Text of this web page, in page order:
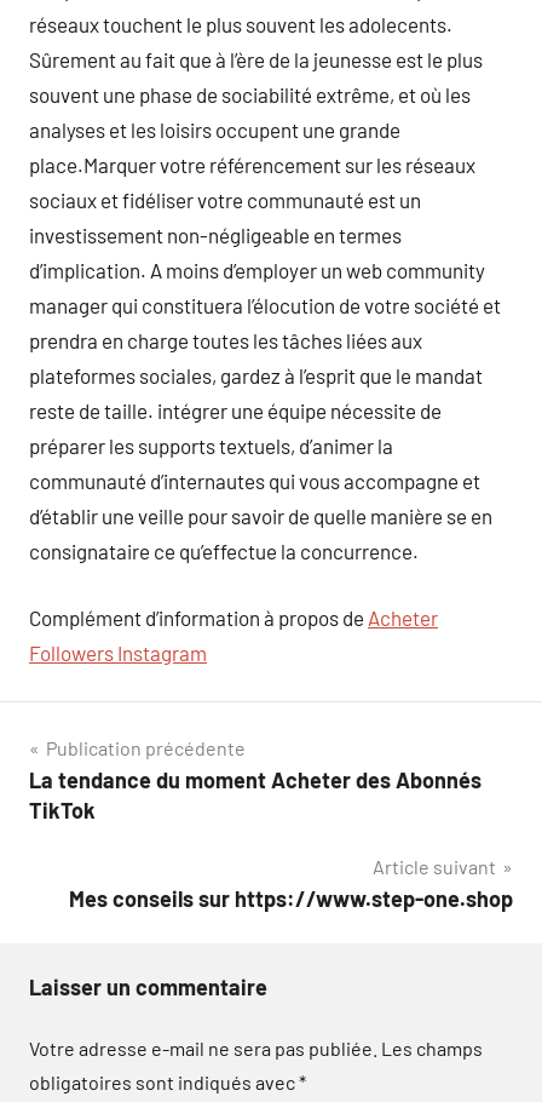
réseaux touchent le plus souvent les adolecents.
Sûrement au fait que à l’ère de la jeunesse est le plus
souvent une phase de sociabilité extrême, et où les
analyses et les loisirs occupent une grande
place.Marquer votre référencement sur les réseaux
sociaux et fidéliser votre communauté est un
investissement non-négligeable en termes
d’implication. A moins d’employer un web community
manager qui constituera l’élocution de votre société et
prendra en charge toutes les tâches liées aux
plateformes sociales, gardez à l’esprit que le mandat
reste de taille. intégrer une équipe nécessite de
préparer les supports textuels, d’animer la
communauté d’internautes qui vous accompagne et
d’établir une veille pour savoir de quelle manière se en
consignataire ce qu’effectue la concurrence.
Complément d’information à propos de Acheter
Followers Instagram
Navigation
de
Publication précédente
La tendance du moment Acheter des Abonnés
TikTok
Article suivant
Mes conseils sur https://www.step-one.shop
Laisser un commentaire
Votre adresse e-mail ne sera pas publiée. Les champs
obligatoires sont indiqués avec*